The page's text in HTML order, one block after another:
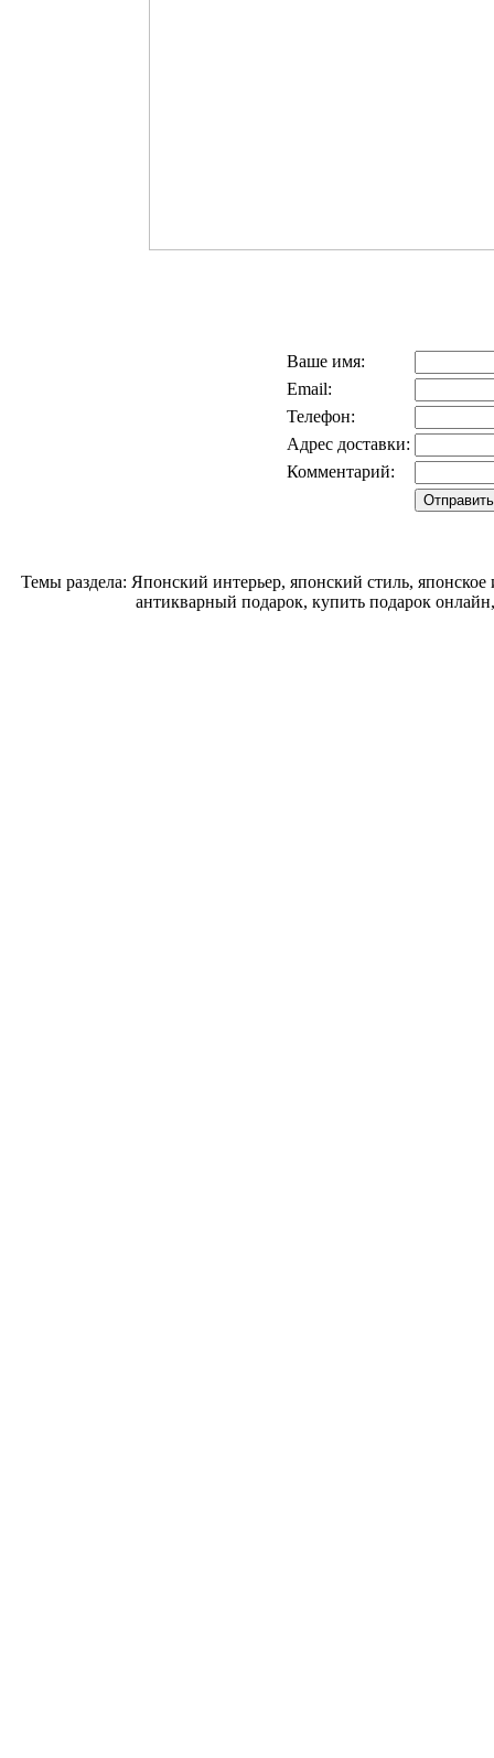
Ваше имя:
Email:
Телефон:
Адрес доставки:
Комментарий:
Темы раздела: Японский интерьер, японский стиль, японское
антикварный подарок, купить подарок